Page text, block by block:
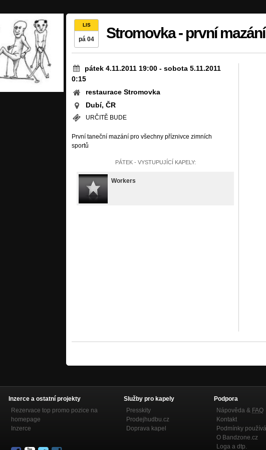
LIS
pá 04 Stromovka - první mazání
pátek 4.11.2011 19:00 - sobota 5.11.2011
0:15
restaurace Stromovka
Dubí, ČR
URČITĚ BUDE
První taneční mazání pro všechny příznivce zimních
sportů
PÁTEK - VYSTUPUJÍCÍ KAPELY:
Workers
Inzerce a ostatní projekty
Rezervace top promo pozice na
homepage
Inzerce
Služby pro kapely
Presskity
Prodejhudbu.cz
Doprava kapel
Podpora
Nápověda & FAQ
Kontakt
Podmínky
O Bandzone.cz
Loga a dtp.